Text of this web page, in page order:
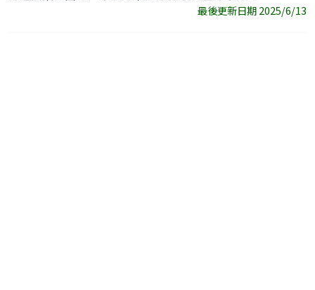
最後更新日期 2025/6/13